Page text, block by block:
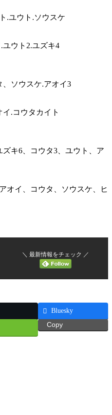
.ユウト.ソウスケ
ウト2.ユズキ4
ソウスケ.アオイ3
.コウタカイト
キ6、コウタ3、ユウト、ア
イ、コウタ、ソウスケ、ヒ
＼ 最新情報をチェック ／
Bluesky
Copy